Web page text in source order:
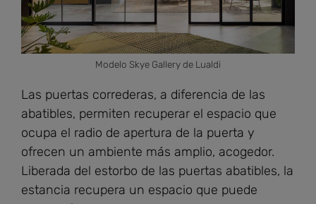
Modelo Skye Gallery de Lualdi
Las puertas correderas, a diferencia de las
abatibles, permiten recuperar el espacio que
ocupa el radio de apertura de la puerta y
ofrecen un ambiente más amplio, acogedor.
Liberada del estorbo de las puertas abatibles, la
estancia recupera un espacio que puede